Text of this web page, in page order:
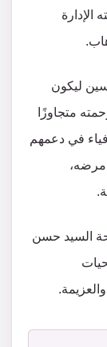
وقد منحته الإدارة
ليكون
متجاوزًا
في دعمهم
مرضه،
السيد حسن